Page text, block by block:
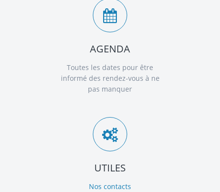
AGENDA
Toutes les dates pour être
informé des rendez-vous à ne
pas manquer
UTILES
Nos contacts